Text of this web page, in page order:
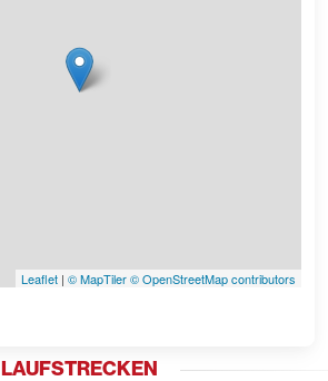
Leaflet | © MapTiler© OpenStreetMap contributors
LAUFSTRECKEN